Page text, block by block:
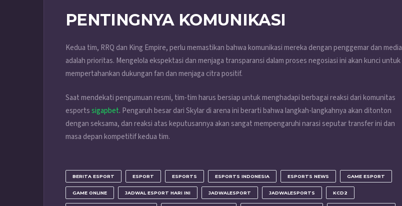
PENTINGNYA KOMUNIKASI
Kedua tim, RRQ dan King Empire, perlu memastikan bahwa komunikasi mereka dengan penggemar dan media
adalah prioritas. Mengelola ekspektasi dan menjaga transparansi dalam proses negosiasi ini akan kunci untuk
mempertahankan dukungan fan dan menjaga citra positif.
Saat mendekati pengumuan resmi, tim-tim harus bersiap untuk menghadapi berbagai reaksi dari komunitas
esportssigapbet. Pengaruh besar dari Skylar di arena ini berarti bahwa langkah-langkahnya akan ditonton
dengan seksama, dan reaksi atas keputusannya akan sangat mempengaruhi narasi seputar transfer ini dan
masa depan kompetitif kedua tim.
BERITA ESPORT ESPORT ESPORTS ESPORTS INDONESIA ESPORTS NEWS GAME ESPORT
GAME ONLINE JADWAL ESPORT HARI INI JADWALESPORT JADWALESPORTS KCD2